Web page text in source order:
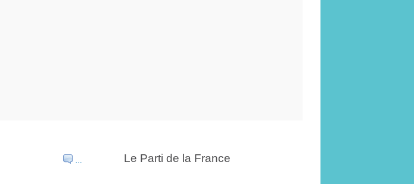
… Le Parti de la France